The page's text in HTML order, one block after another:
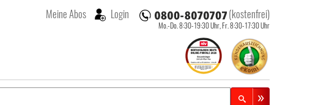
(kostenfrei)
Mo.-Do. 8:30-19:30 Uhr, Fr. 8:30-17:30 Uhr
Meine Abos Login